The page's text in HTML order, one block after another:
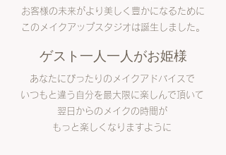
お客様の未来がより美しく豊かになるために
このメイクアップスタジオは誕生しました。
ゲスト一人一人がお姫様
あなたにぴったりのメイクアドバイスで
いつもと違う自分を最大限に楽しんで頂いて
翌日からのメイクの時間が
もっと楽しくなりますように